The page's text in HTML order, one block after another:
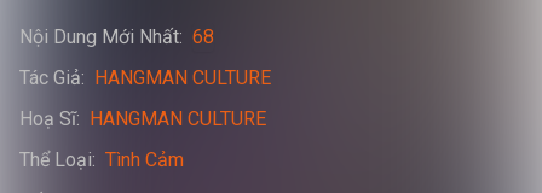
Nội Dung Mới Nhất: 68
Tác Giả: HANGMAN CULTURE
Hoạ Sĩ: HANGMAN CULTURE
Thể Loại: Tình Cảm